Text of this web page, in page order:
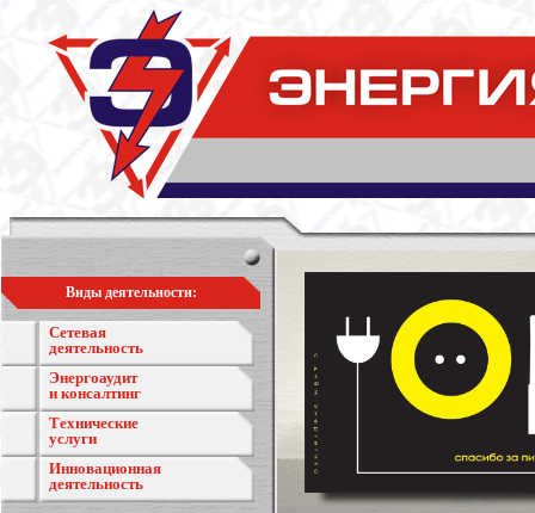
Виды деятельности:
Сетевая
деятельность
Энергоаудит
и консалтинг
Технические
услуги
Инновационная
деятельность